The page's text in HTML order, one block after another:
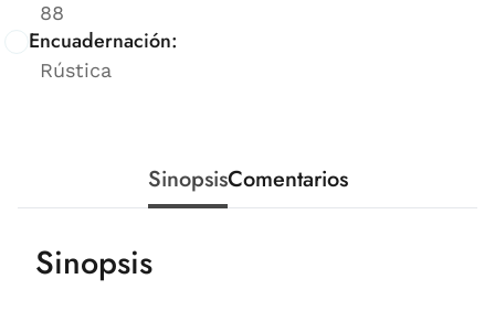
88
Encuadernación:
Rústica
SinopsisComentarios
Sinopsis